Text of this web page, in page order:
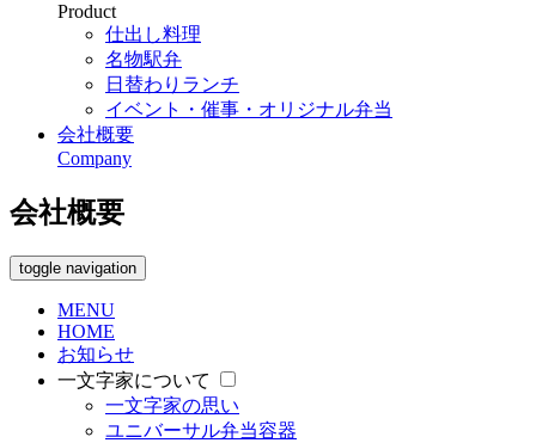
Product
仕出し料理
名物駅弁
日替わりランチ
イベント・催事・オリジナル弁当
会社概要
Company
会社概要
toggle navigation
MENU
HOME
お知らせ
一文字家について
一文字家の思い
ユニバーサル弁当容器